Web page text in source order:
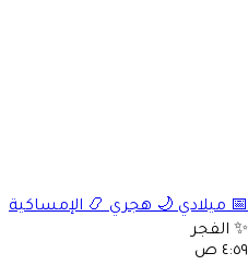
📅 ميلادي 🌙 هجري 📿 الإمساكية
✨ الفجر
٤:٥٩ ص